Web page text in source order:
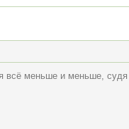
всё меньше и меньше,